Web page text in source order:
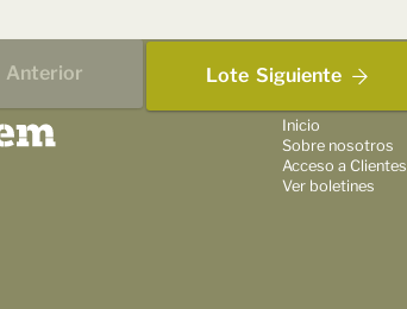
Anterior Lote Siguiente
Inicio
Sobre nosotros
Acceso a Clientes
Ver boletines